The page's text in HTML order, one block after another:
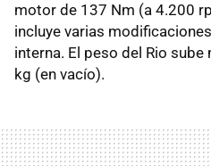
motor de 137 Nm (a 4.200
incluye varias
interna. El peso del Rio
kg (en vacío).